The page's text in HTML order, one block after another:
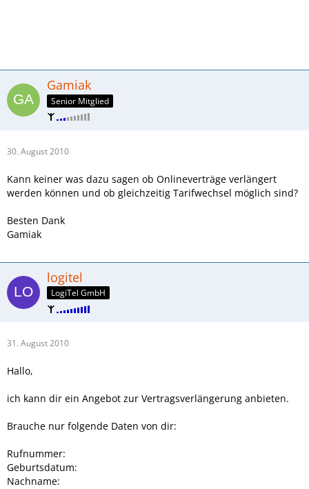
Gamiak
Senior Mitglied
30. August 2010
Kann keiner was dazu sagen ob Onlineverträge verlängert
werden können und ob gleichzeitig Tarifwechsel möglich sind?
Besten Dank
Gamiak
logitel
LogiTel GmbH
31. August 2010
Hallo,
ich kann dir ein Angebot zur Vertragsverlängerung anbieten.
Brauche nur folgende Daten von dir:
Rufnummer:
Geburtsdatum:
Nachname: